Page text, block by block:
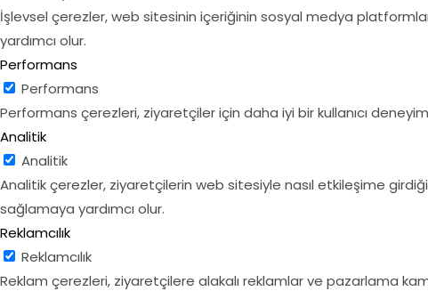
İşlevsel çerezler, web sitesinin içeriğinin sosyal medya
yardımcı olur.
Performans
Performans
Performans çerezleri, ziyaretçiler için daha iyi bir kullanıcı
Analitik
Analitik
Analitik çerezler, ziyaretçilerin web sitesiyle nasıl etkileşime
sağlamaya yardımcı olur.
Reklamcılık
Reklamcılık
Reklam çerezleri, ziyaretçilere alakalı reklamlar ve pazarlama